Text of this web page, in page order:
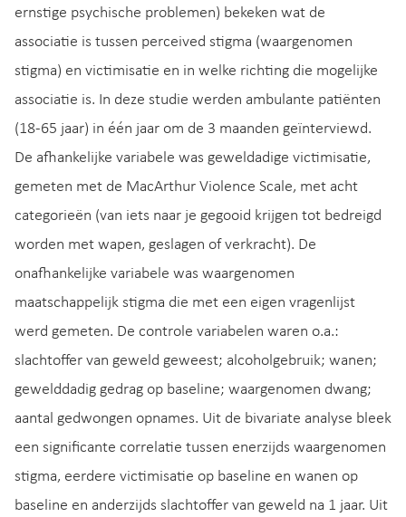
ernstige psychische problemen) bekeken wat de
associatie is tussen perceived stigma (waargenomen
stigma) en victimisatie en in welke richting die mogelijke
associatie is. In deze studie werden ambulante patiënten
(18-65 jaar) in één jaar om de 3 maanden geïnterviewd.
De afhankelijke variabele was geweldadige victimisatie,
gemeten met de MacArthur Violence Scale, met acht
categorieën (van iets naar je gegooid krijgen tot bedreigd
worden met wapen, geslagen of verkracht). De
onafhankelijke variabele was waargenomen
maatschappelijk stigma die met een eigen vragenlijst
werd gemeten. De controle variabelen waren o.a.:
slachtoffer van geweld geweest; alcoholgebruik; wanen;
gewelddadig gedrag op baseline; waargenomen dwang;
aantal gedwongen opnames. Uit de bivariate analyse bleek
een significante correlatie tussen enerzijds waargenomen
stigma, eerdere victimisatie op baseline en wanen op
baseline en anderzijds slachtoffer van geweld na 1 jaar. Uit